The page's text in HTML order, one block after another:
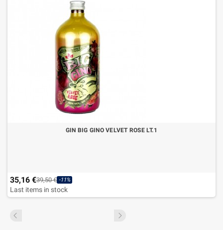
GIN BIG GINO VELVET ROSE LT.1
35,16 €39,50 € -11%
Last items in stock